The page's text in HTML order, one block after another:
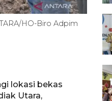
HO-Biro Adpim
lokasi bekas
Utara,